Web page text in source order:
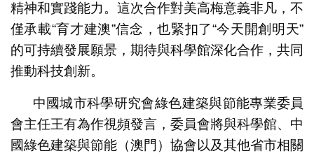
精神和實踐能力。這次合作對美高梅意義非凡，不
僅承載“育才建澳”信念，也緊扣了“今天開創明天”
的可持續發展願景，期待與科學館深化合作，共同
推動科技創新。
中國城市科學研究會綠色建築與節能專業委員
會主任王有為作視頻發言，委員會將與科學館、中
國綠色建築與節能（澳門）協會以及其他省市相關